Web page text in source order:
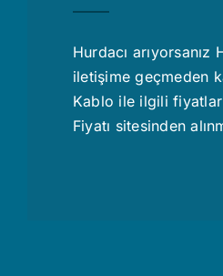
Hurdacı arıyorsanız
iletişime geçmeden
Kablo ile ilgili fiyatlar
Fiyatı sitesinden